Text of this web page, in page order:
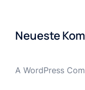
Neueste
A WordPress